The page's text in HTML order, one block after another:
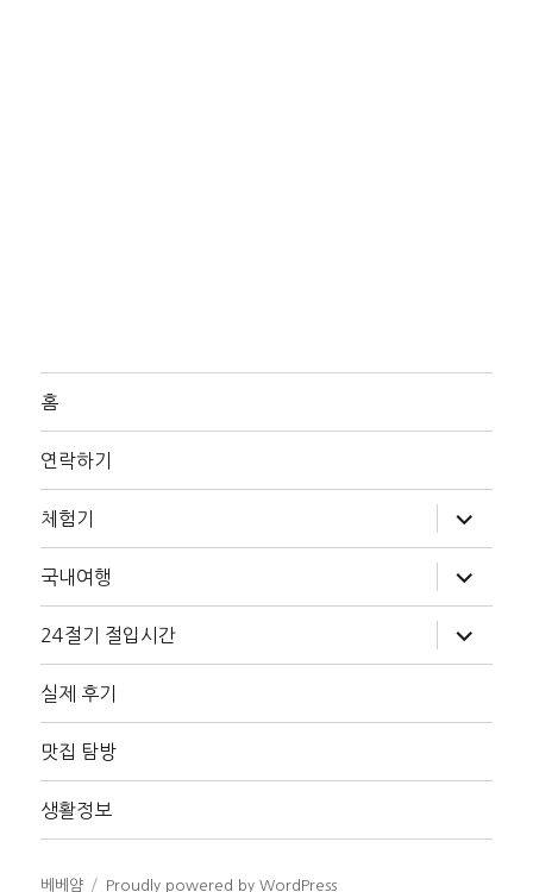
홈
연락하기
체험기
위
메
확
장
국내여행
위
메
확
장
24절기 절입시간
위
메
장
실제 후기
맛집 탐방
생활정보
베베얌 Proudly powered by WordPress